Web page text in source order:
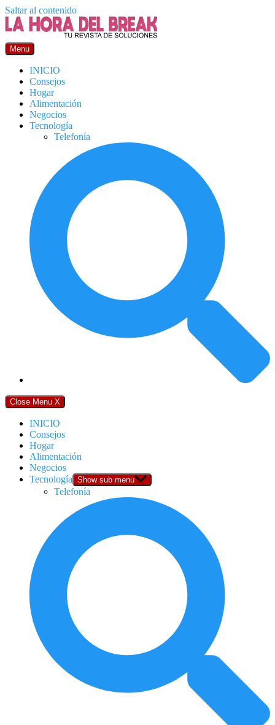
Saltar al contenido
Menu
INICIO
Consejos
Hogar
Alimentación
Negocios
Tecnología
Telefonía
Close Menu X
INICIO
Consejos
Hogar
Alimentación
Negocios
Tecnología Show sub menu
Telefonía